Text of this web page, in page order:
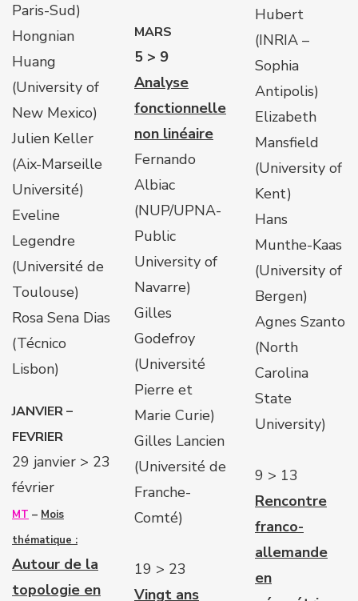
Paris-Sud)
Hongnian
Huang
(University of
New Mexico)
Julien Keller
(Aix-Marseille
Université)
Eveline
Legendre
(Université de
Toulouse)
Rosa Sena Dias
(Técnico
Lisbon)
JANVIER –
FEVRIER
29 janvier > 23
février
MT – Mois
thématique :
Autour de la
topologie en
MARS
5 > 9
Analyse
fonctionnelle
non linéaire
Fernando
Albiac
(NUP/UPNA-
Public
University of
Navarre)
Gilles
Godefroy
(Université
Pierre et
Marie Curie)
Gilles Lancien
(Université de
Franche-
Comté)
19 > 23
Vingt ans
Hubert
(INRIA –
Sophia
Antipolis)
Elizabeth
Mansfield
(University of
Kent)
Hans
Munthe-Kaas
(University of
Bergen)
Agnes Szanto
(North
Carolina
State
University)
9 > 13
Rencontre
franco-
allemande
en